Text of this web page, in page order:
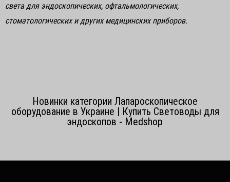
света для эндоскопических, офтальмологических,
стоматологических и других медицинских приборов.
Новинки категории Лапароскопическое
оборудование в Украине | Купить Световоды для
эндоскопов - Medshop